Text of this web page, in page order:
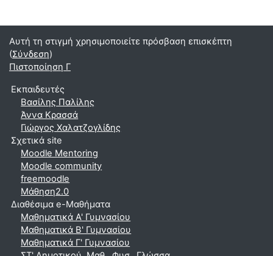
Αυτή τη στιγμή χρησιμοποιείτε πρόσβαση επισκέπτη
(Σύνδεση)
Πιστοποίηση Γ
Εκπαιδευτές
Βασίλης Παλίλης
Άννα Κρασσά
Γιώργος Χαλατζογλίδης
Σχετικά site
Moodle Mentoring
Moodle community
freemoodle
Μάθηση2.0
Διαθέσιμα e-Μαθήματα
Μαθηματικά A' Γυμνασίου
Μαθηματικά Β' Γυμνασίου
Μαθηματικά Γ' Γυμνασίου